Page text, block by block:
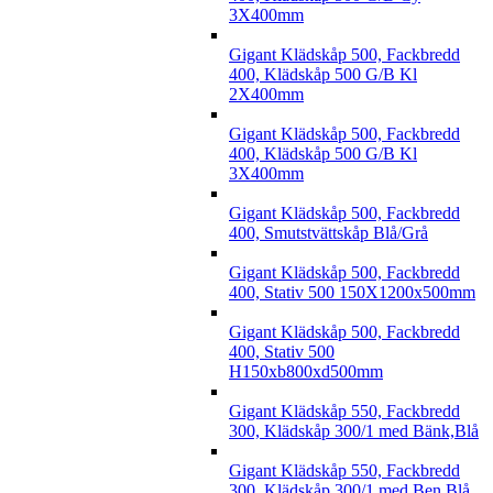
3X400mm
Gigant Klädskåp 500, Fackbredd
400, Klädskåp 500 G/B Kl
2X400mm
Gigant Klädskåp 500, Fackbredd
400, Klädskåp 500 G/B Kl
3X400mm
Gigant Klädskåp 500, Fackbredd
400, Smutstvättskåp Blå/Grå
Gigant Klädskåp 500, Fackbredd
400, Stativ 500 150X1200x500mm
Gigant Klädskåp 500, Fackbredd
400, Stativ 500
H150xb800xd500mm
Gigant Klädskåp 550, Fackbredd
300, Klädskåp 300/1 med Bänk,Blå
Gigant Klädskåp 550, Fackbredd